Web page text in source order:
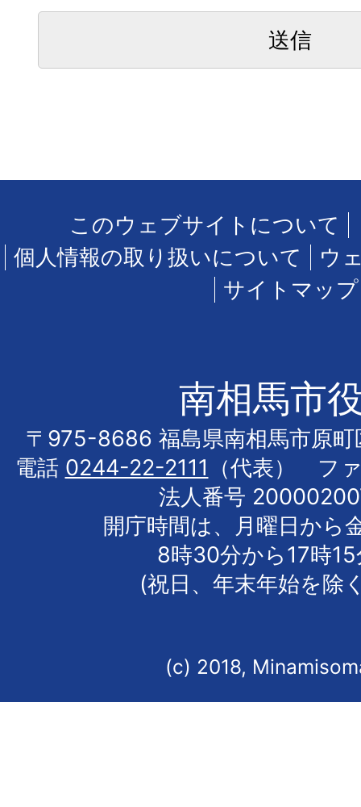
このウェブサイトについて
個人情報の取り扱いについて
ウ
サイトマップ
南相馬市
〒975-8686 福島県南相馬市原町
電話 0244-22-2111
（代表） フ
法人番号
開庁時間は、月曜日から
8時30分から17時
(祝日、年末年始を除
(c) 2018,